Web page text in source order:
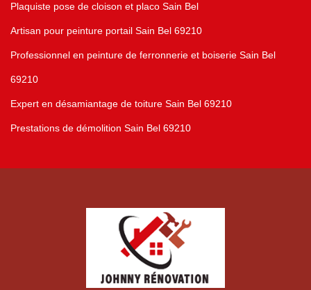
Plaquiste pose de cloison et placo Sain Bel
Artisan pour peinture portail Sain Bel 69210
Professionnel en peinture de ferronnerie et boiserie Sain Bel
69210
Expert en désamiantage de toiture Sain Bel 69210
Prestations de démolition Sain Bel 69210